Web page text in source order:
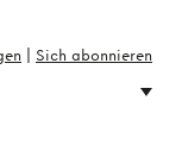
Sich abonnieren